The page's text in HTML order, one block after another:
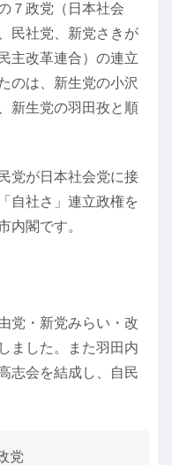
７政党（日本社会
民社党、新党さきが
主改革連合）の連立
のは、新生党の小沢
新生党の羽田孜と順
党が日本社会党に接
自社さ」連立政権を
内閣です。
党・新党みらい・改
ました。また羽田内
志会を結成し、自民
党